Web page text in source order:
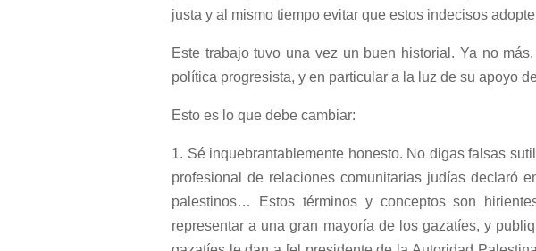
justa y al mismo tiempo evitar que estos indecisos
Este trabajo tuvo una vez un buen historial. Ya no
política progresista, y en particular a la luz de su apoyo
Esto es lo que debe cambiar:
1. Sé inquebrantablemente honesto. No digas falsas
profesional de relaciones comunitarias judías declaró
palestinos… Estos términos y conceptos son
representar a una gran mayoría de los gazatíes, y